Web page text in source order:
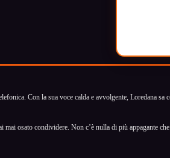
Con la sua voce calda e avvolgente, Loredana sa
osato condividere. Non c’è nulla di più appagante